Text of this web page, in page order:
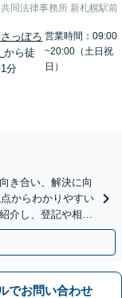
同法律事務所 新札幌駅前
っぽろ
から徒
分
営業時間：09:00
~20:00（土日祝
日）
き合い、解決に向
からわかりやすい
介し、登記や相続
でお問い合わせ